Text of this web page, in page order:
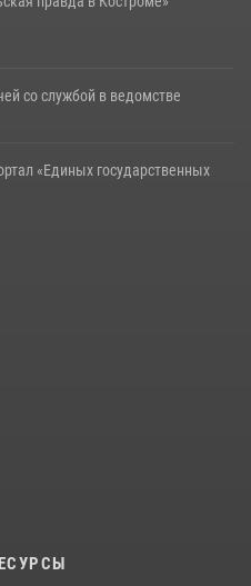
со службой в ведомстве
«Единых государственных